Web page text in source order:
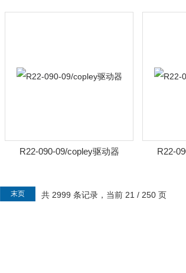
R22-090-09/copley驱动器 R22-
共 2999 条记录，当前 21 / 250 页
末页